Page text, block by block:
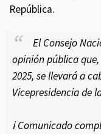
República.
El Consejo
opinión pública
2025, se llevará a
Vicepresidencia de
ℹ️ Comunicado